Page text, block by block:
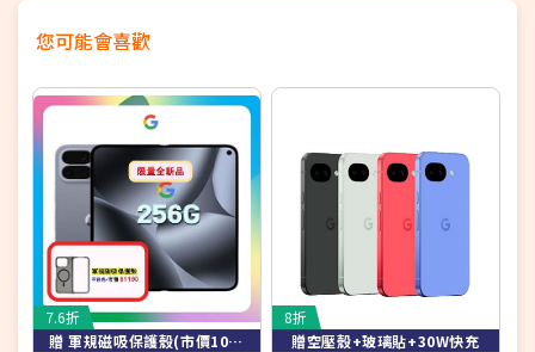
您可能會喜歡
7.6折
贈 軍規磁吸保護殼(市價1090元)
8折
贈空壓殼+玻璃貼+30W快充